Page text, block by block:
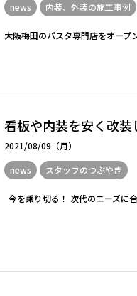
news
内装、外装の施工事例
大阪梅田のパスタ専門店をオー
看板や内装を安く改装
2021/08/09（月）
news
スタッフのつぶやき
今を乗り切る！ 次代のニーズに